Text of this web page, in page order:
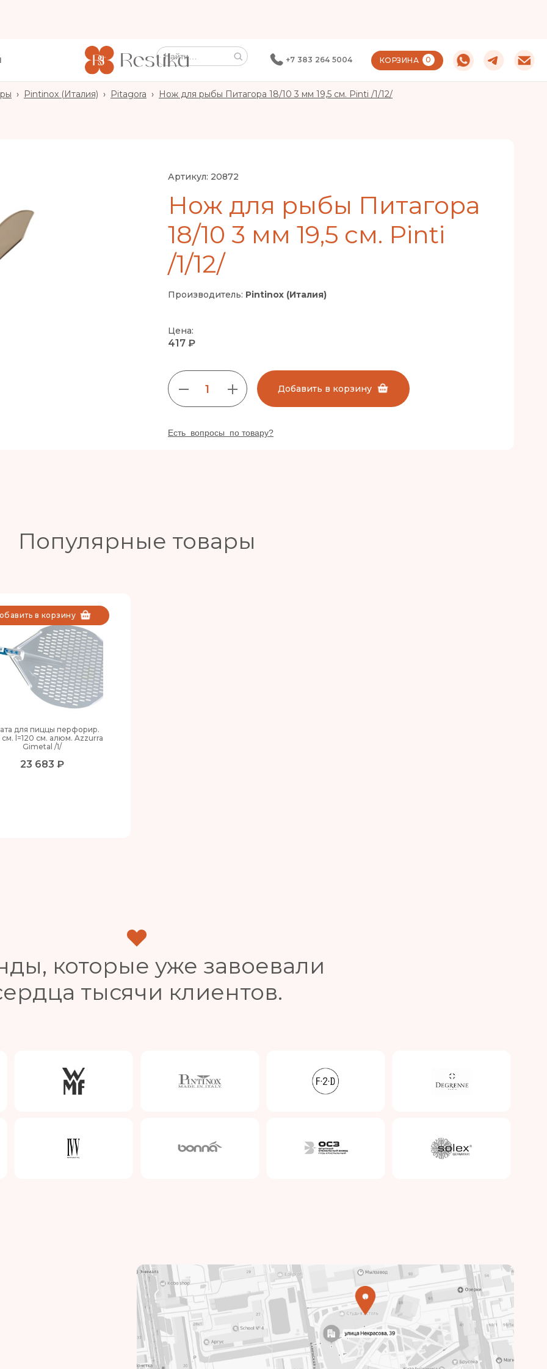
+7 383 264 5004 КОРЗИНА 0
› Pintinox (Италия) › Pitagora › Нож для рыбы Питагора 18/10 3 мм 19,5 см. Pinti /1/12/
Артикул: 20872
Нож для рыбы Питагора
18/10 3 мм 19,5 см. Pinti
/1/12/
Производитель: Pintinox (Италия)
Цена:
417 ₽
1 Добавить в корзину
Есть вопросы по товару?
Популярные товары
для пиццы перфорир.
см. l=120 см. алюм. Azzurra
Gimetal /1/
23 683 ₽
в корзину
которые уже завоевали
тысячи клиентов.